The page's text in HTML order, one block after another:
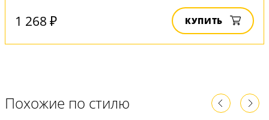
1 268 ₽ КУПИТЬ
Похожие по стилю